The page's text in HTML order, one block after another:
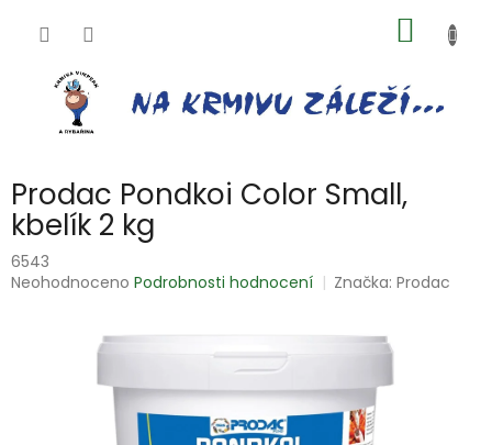
KOŠÍK
Prodac Pondkoi Color Small,
kbelík 2 kg
6543
Průměrné
Neohodnoceno Podrobnosti hodnocení Značka:Prodac